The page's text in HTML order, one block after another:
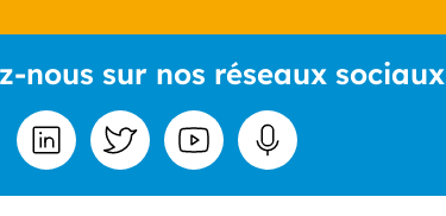
nous sur nos réseaux sociaux